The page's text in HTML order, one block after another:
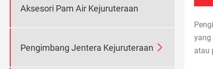
Aksesori Pam Air Kejuruteraan
Pengimbang Jentera Kejuruteraan 
yang
atau